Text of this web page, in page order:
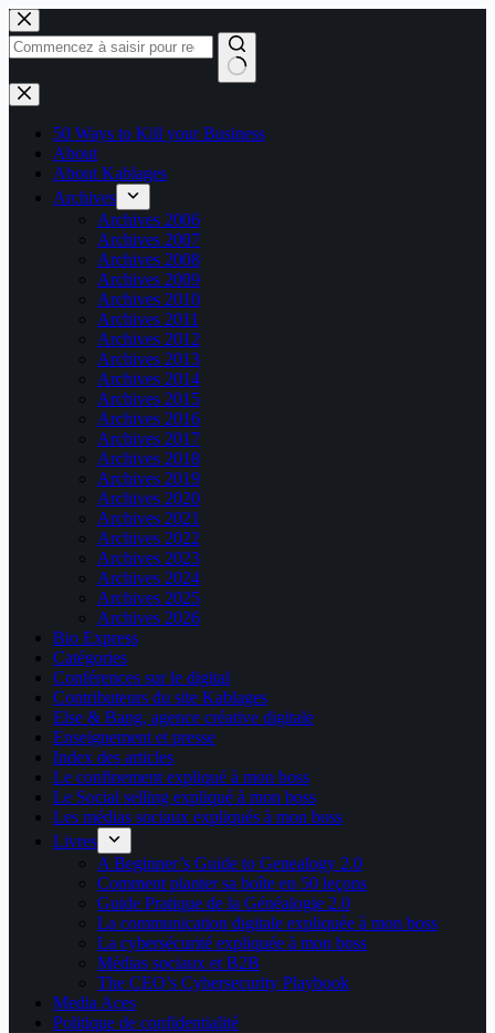
Passer
au
contenu
Aucun
résultat
50 Ways to Kill your Business
About
About Kablages
Archives
Archives 2006
Archives 2007
Archives 2008
Archives 2009
Archives 2010
Archives 2011
Archives 2012
Archives 2013
Archives 2014
Archives 2015
Archives 2016
Archives 2017
Archives 2018
Archives 2019
Archives 2020
Archives 2021
Archives 2022
Archives 2023
Archives 2024
Archives 2025
Archives 2026
Bio Express
Catégories
Conférences sur le digital
Contributeurs du site Kablages
Else & Bang, agence créative digitale
Enseignement et presse
Index des articles
Le confinement expliqué à mon boss
Le Social selling expliqué à mon boss
Les médias sociaux expliqués à mon boss
Livres
A Beginner’s Guide to Genealogy 2.0
Comment planter sa boîte en 50 leçons
Guide Pratique de la Généalogie 2.0
La communication digitale expliquée à mon boss
La cybersécurité expliquée à mon boss
Médias sociaux et B2B
The CEO’s Cybersecurity Playbook
Media Aces
Politique de confidentialité